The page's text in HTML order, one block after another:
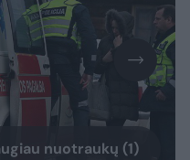
nuotraukų (1)